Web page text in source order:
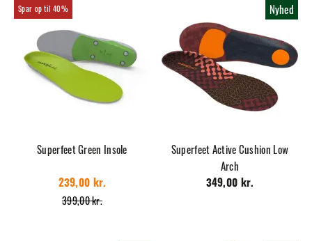
40%
Superfeet Green Insole
399,00 kr.
239,00 kr.
Nyhed
Superfeet Active Cushion Low
Arch
349,00 kr.